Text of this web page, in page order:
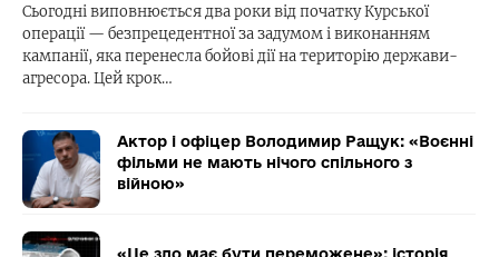
Сьогодні виповнюється два роки від початку Курської
операції — безпрецедентної за задумом і виконанням
кампанії, яка перенесла бойові дії на територію держави-
агресора. Цей крок…
Актор і офіцер Володимир Ращук: «Воєнні
фільми не мають нічого спільного з
війною»